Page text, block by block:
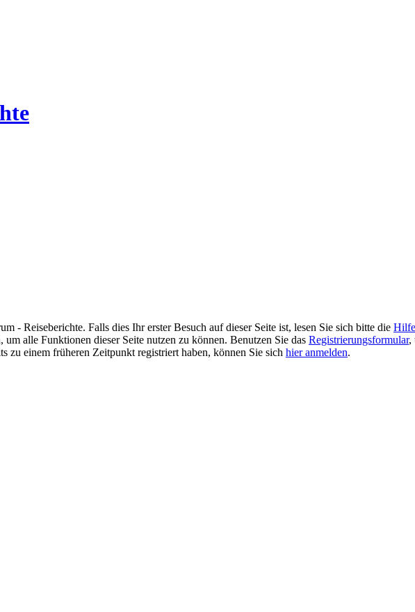
- Reiseberichte. Falls dies Ihr erster Besuch auf dieser Seite ist, lesen Sie sich bitte die Hilfe
alle Funktionen dieser Seite nutzen zu können. Benutzen Sie das Registrierungsformular,
zu einem früheren Zeitpunkt registriert haben, können Sie sich hier anmelden.